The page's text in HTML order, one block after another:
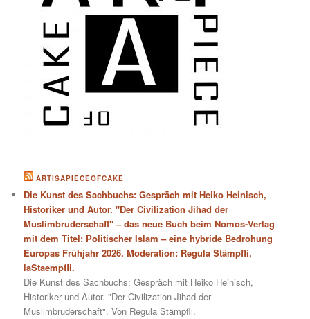
ARTISAPIECEOFCAKE
Die Kunst des Sachbuchs: Gespräch mit Heiko Heinisch,
Historiker und Autor. "Der Civilization Jihad der
Muslimbruderschaft" – das neue Buch beim Nomos-Verlag
mit dem Titel: Politischer Islam – eine hybride Bedrohung
Europas Frühjahr 2026. Moderation: Regula Stämpfli,
laStaempfli.
Die Kunst des Sachbuchs: Gespräch mit Heiko Heinisch,
Historiker und Autor. "Der Civilization Jihad der
Muslimbruderschaft". Von Regula Stämpfli.